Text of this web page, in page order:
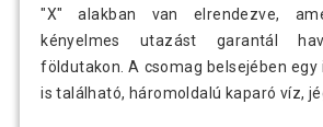
"X" alakban van elrendezve,
kényelmes utazást garantál
földutakon. A csomag belsejében egy
is található, háromoldalú kaparó víz,